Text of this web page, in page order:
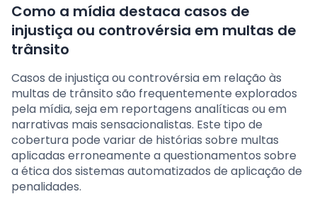
Como a mídia destaca casos de
injustiça ou controvérsia em multas de
trânsito
Casos de injustiça ou controvérsia em relação às
multas de trânsito são frequentemente explorados
pela mídia, seja em reportagens analíticas ou em
narrativas mais sensacionalistas. Este tipo de
cobertura pode variar de histórias sobre multas
aplicadas erroneamente a questionamentos sobre
a ética dos sistemas automatizados de aplicação de
penalidades.